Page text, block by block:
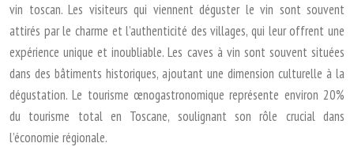
vin toscan. Les visiteurs qui viennent déguster le vin sont souvent
attirés par le charme et l’authenticité des villages, qui leur offrent une
expérience unique et inoubliable. Les caves à vin sont souvent situées
dans des bâtiments historiques, ajoutant une dimension culturelle à la
dégustation. Le tourisme œnogastronomique représente environ 20%
du tourisme total en Toscane, soulignant son rôle crucial dans
l’économie régionale.